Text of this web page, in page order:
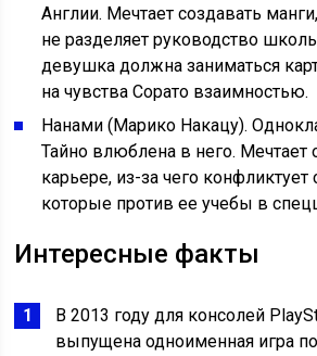
Англии. Мечтает создавать
не разделяет руководство
девушка должна заниматься
на чувства Сорато взаимностью.
Нанами (Марико Накацу).
Тайно влюблена в него. Мечтает
карьере, из-за чего конфликтует
которые против ее учебы в
Интересные факты
В 2013 году для консолей
выпущена одноименная игра